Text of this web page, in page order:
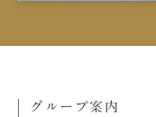
グループ案内